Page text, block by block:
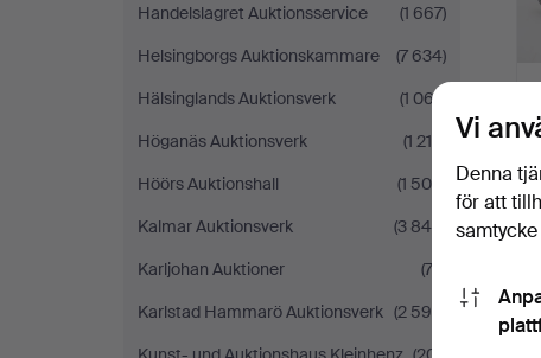
Handelslagret Auktionsservice
(1 667)
Helsingborgs Auktionskammare
(7 634)
Hälsinglands Auktionsverk
(1 067)
Höganäs Auktionsverk
(1 214)
Höörs Auktionshall
(1 500)
Kalmar Auktionsverk
(3 849)
Karljohan Auktioner
(74)
Karlstad Hammarö Auktionsverk (2 590)
4
Vi
Denna
för att